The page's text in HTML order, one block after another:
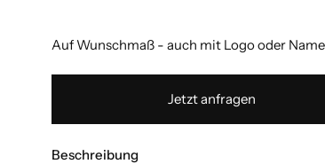
Auf Wunschmaß - auch mit Logo oder
Jetzt anfragen
Beschreibung